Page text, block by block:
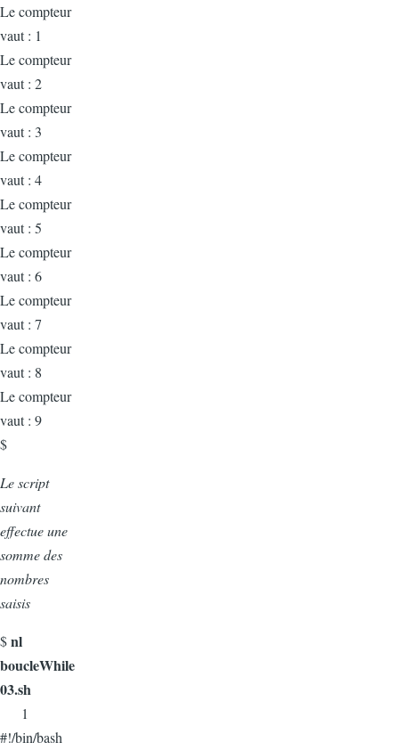
Le compteur
vaut : 1
Le compteur
vaut : 2
Le compteur
vaut : 3
Le compteur
vaut : 4
Le compteur
vaut : 5
Le compteur
vaut : 6
Le compteur
vaut : 7
Le compteur
vaut : 8
Le compteur
vaut : 9
$
Le script
suivant
effectue une
somme des
nombres
saisis
$nl
boucleWhile
03.sh
1
#!/bin/bash